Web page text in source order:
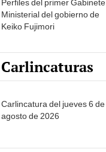
Perfiles del primer Gabinete
Ministerial del gobierno de
Keiko Fujimori
Carlincaturas
Carlincatura del jueves 6 de
agosto de 2026